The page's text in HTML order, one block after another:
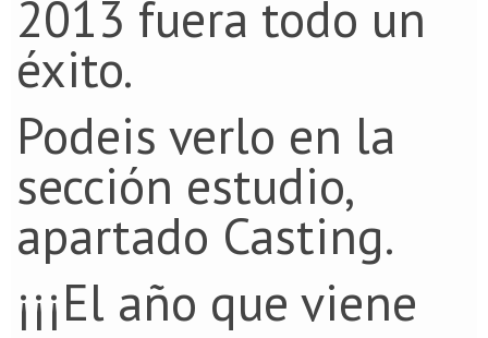
2013 fuera todo un
éxito.
Podeis verlo en la
sección estudio,
apartado Casting.
¡¡¡El año que viene